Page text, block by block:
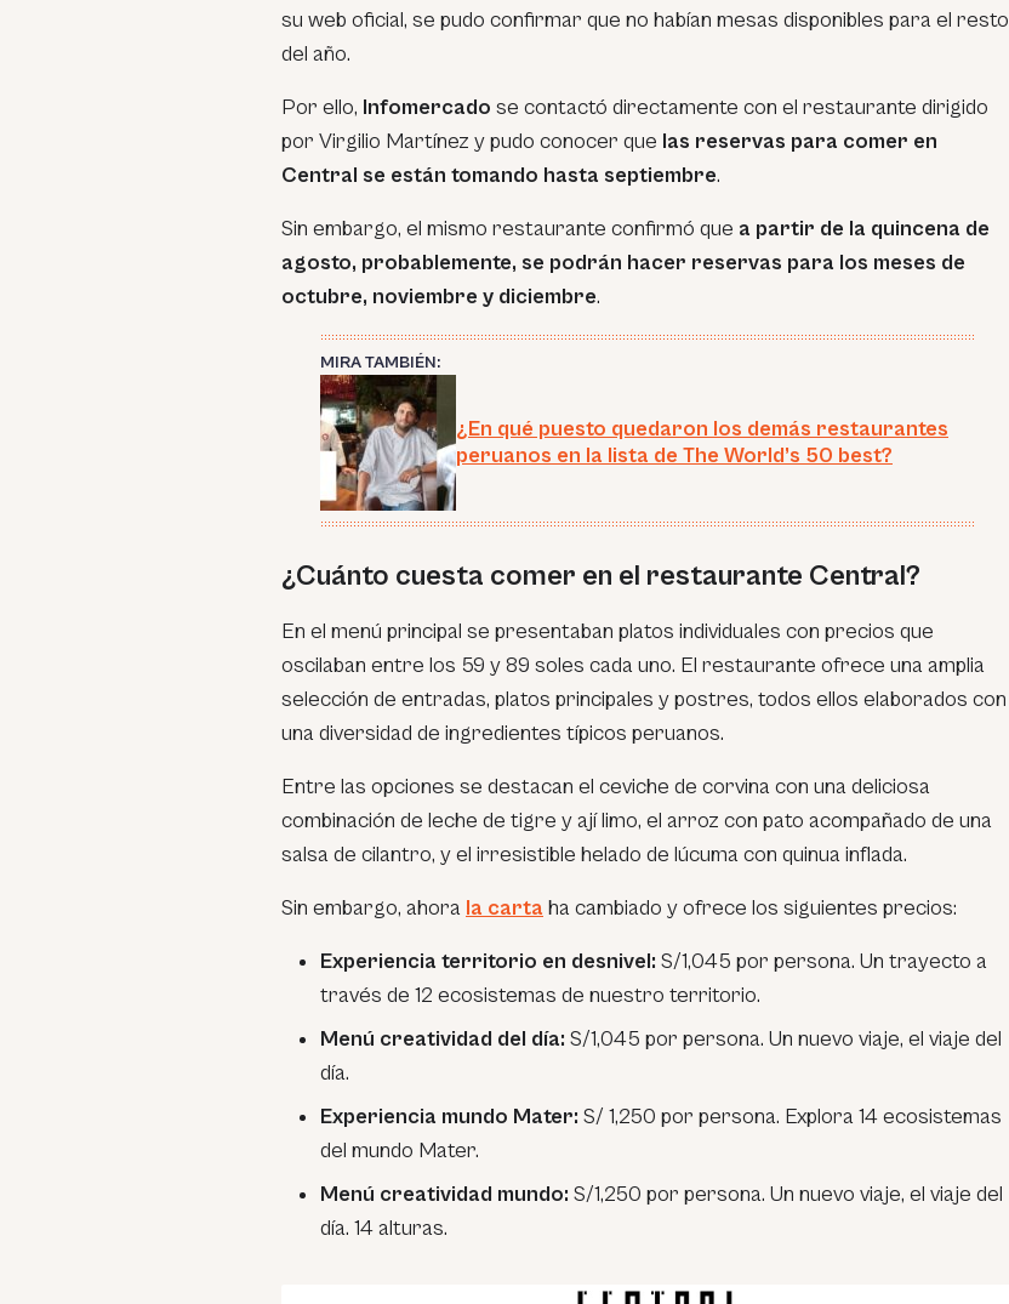
su web oficial, se pudo confirmar que no habían mesas disponibles para el resto
del año.
Por ello, Infomercado se contactó directamente con el restaurante dirigido
por Virgilio Martínez y pudo conocer que las reservas para comer en
Central se están tomando hasta septiembre.
Sin embargo, el mismo restaurante confirmó que a partir de la quincena de
agosto, probablemente, se podrán hacer reservas para los meses de
octubre, noviembre y diciembre.
MIRA TAMBIÉN:
¿En qué puesto quedaron los demás restaurantes
peruanos en la lista de The World’s 50 best?
¿Cuánto cuesta comer en el restaurante Central?
En el menú principal se presentaban platos individuales con precios que
oscilaban entre los 59 y 89 soles cada uno. El restaurante ofrece una amplia
selección de entradas, platos principales y postres, todos ellos elaborados con
una diversidad de ingredientes típicos peruanos.
Entre las opciones se destacan el ceviche de corvina con una deliciosa
combinación de leche de tigre y ají limo, el arroz con pato acompañado de una
salsa de cilantro, y el irresistible helado de lúcuma con quinua inflada.
Sin embargo, ahora la carta ha cambiado y ofrece los siguientes precios:
Experiencia territorio en desnivel: S/1,045 por persona. Un trayecto a
través de 12 ecosistemas de nuestro territorio.
Menú creatividad del día: S/1,045 por persona. Un nuevo viaje, el viaje del
día.
Experiencia mundo Mater: S/ 1,250 por persona. Explora 14 ecosistemas
del mundo Mater.
Menú creatividad mundo: S/1,250 por persona. Un nuevo viaje, el viaje del
día. 14 alturas.